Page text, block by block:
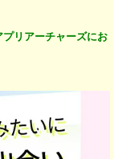
リアーチャーズにお